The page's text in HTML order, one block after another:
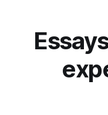
für alle – zu